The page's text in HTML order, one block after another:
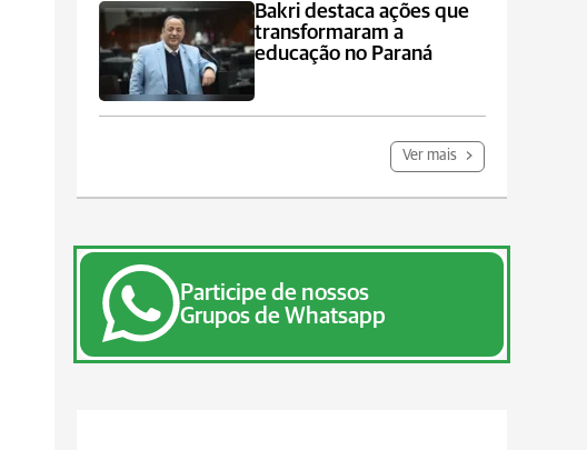
Bakri destaca ações que
transformaram a
educação no Paraná
Ver mais
Participe de nossos
Grupos de Whatsapp